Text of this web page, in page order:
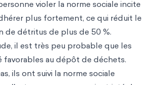
violer la norme sociale incite
plus fortement, ce qui réduit le
de détritus de plus de 50 %.
il est très peu probable que les
favorables au dépôt de déchets.
ils ont suivi la norme sociale